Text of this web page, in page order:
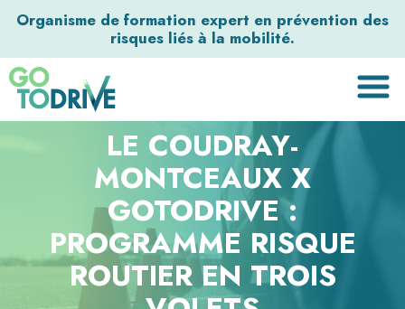
Organisme de formation expert en prévention des
risques liés à la mobilité.
LE COUDRAY-
MONTCEAUX X
GOTODRIVE :
PROGRAMME RISQUE
ROUTIER EN TROIS